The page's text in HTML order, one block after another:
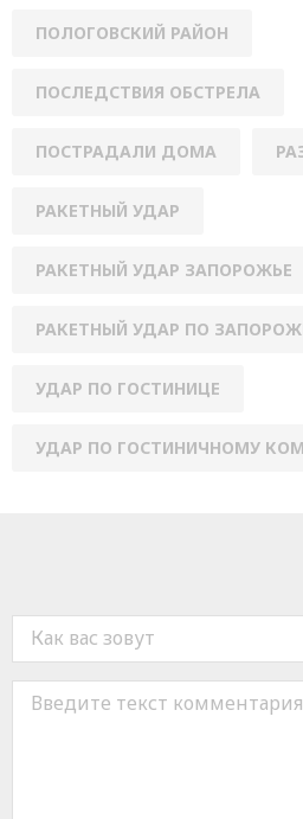
ПОЛОГОВСКИЙ РАЙОН
ПОСЛЕДСТВИЯ ОБСТРЕЛА
ПОСТРАДАЛИ ДОМА
РАКЕТНЫЙ УДАР
РАКЕТНЫЙ УДАР ЗАПОРОЖЬЕ
РАКЕТНЫЙ УДАР ПО
УДАР ПО ГОСТИНИЦЕ
УДАР ПО ГОСТИНИЧНОМУ